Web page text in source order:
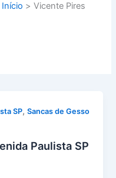
Início Vicente Pires
SP,Sancas de Gesso
Paulista SP